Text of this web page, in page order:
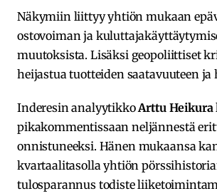
Näkymiin liittyy yhtiön mukaan
ostovoiman ja
muutoksista. Lisäksi geopoliittiset
heijastua tuotteiden saatavuuteen
Inderesin analyytikkoArttu Heikura
pikakommentissaan neljännestä
onnistuneeksi. Hänen mukaansa
kvartaalitasolla yhtiön
tulosparannus todiste